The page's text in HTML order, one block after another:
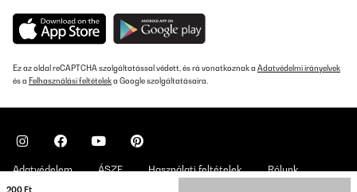
200 Ft
Usuario/a de amazon
Fordítsd le
kochen mit Dampf selbst ein
Amazon-Benutzer
Fordítsd le
Ez az oldal reCAPTCHA szolgáltatással védett, és rá vonatkoznak a Adatvédelmi irányelvek
és a Felhasználási feltételeka Google szolgáltatásaira.
Adatvédelem ÁSZF Használati feltételek Rólunk